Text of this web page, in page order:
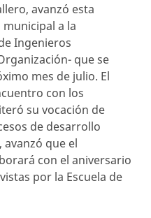
avanzó esta
a la
Ingenieros
que se
mes de julio. El
con los
su vocación de
de desarrollo
que el
con el aniversario
por la Escuela de